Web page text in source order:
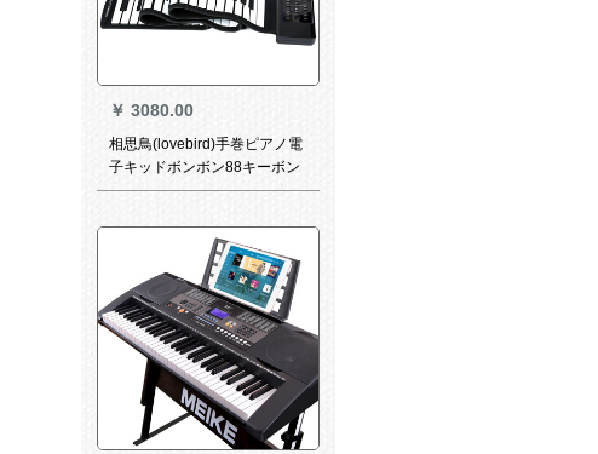
￥ 3080.00
相思鳥(lovebird)手巻ピアノ電
子キッドボンボン88キーボン
ド大人子試用テ-プMIDIベル延
巻きピノX S 802